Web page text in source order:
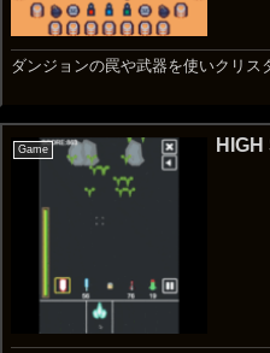
ダンジョンの罠や武器を使いクリス
Game